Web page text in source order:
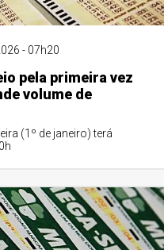
- 07h20
pela primeira vez
volume de
(1º de janeiro) terá